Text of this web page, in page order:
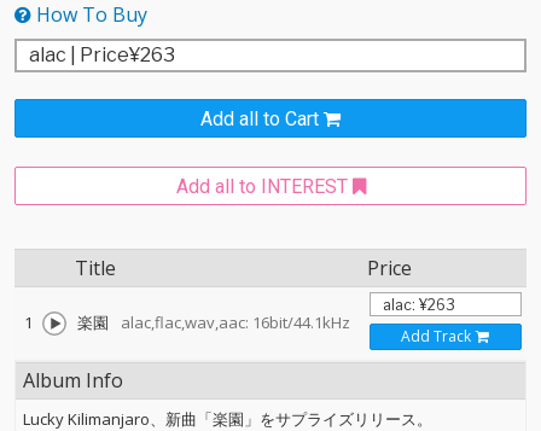
How To Buy
Add all to Cart
Add all to INTEREST
Title Price
1 楽園 alac,flac,wav,aac: 16bit/44.1kHz
Add Track
Album Info
Lucky Kilimanjaro、新曲「楽園」をサプライズリリース。